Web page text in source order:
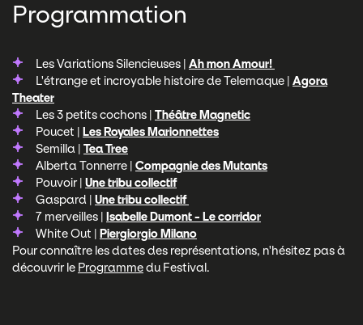
Programmation
Les Variations Silencieuses | Ah mon Amour!
L'étrange et incroyable histoire de Telemaque | Agora
Theater
Les 3 petits cochons | Théâtre Magnetic
Poucet |
Les Royales Marionnettes
Semilla | Tea Tree
Alberta Tonnerre | Compagnie des Mutants
Pouvoir | Une tribu collectif
Gaspard | Une tribu collectif
7 merveilles |
Isabelle Dumont - Le corridor
White Out |
Piergiorgio Milano
Pour connaître les dates des représentations, n'hésitez pas à
découvrir le Programmedu Festival.